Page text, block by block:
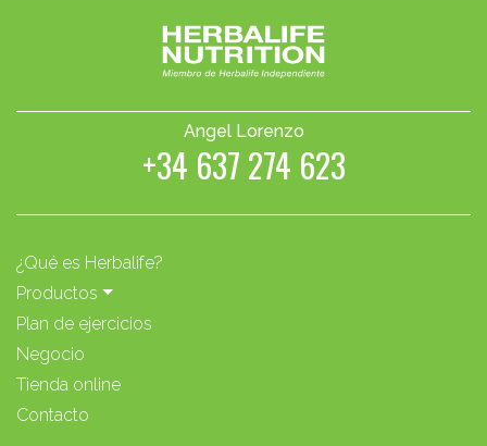
Angel Lorenzo
+34 637 274 623
¿Qué es Herbalife?
Productos
Plan de ejercicios
Negocio
Tienda online
Contacto